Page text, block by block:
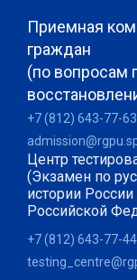
Приемная
граждан
(по вопросам
+7 (812) 643-77-63
Центр
(Экзамен по
истории
Российской
+7 (812) 643-77-44